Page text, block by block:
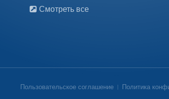
Смотреть все
Пользовательское соглашение Политика